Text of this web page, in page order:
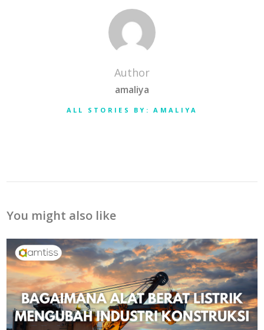
Author
amaliya
ALL STORIES BY: AMALIYA
You might also like